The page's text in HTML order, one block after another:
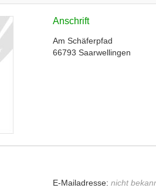
Anschrift
Am Schäferpfad
66793 Saarwellingen
E-Mailadresse: nicht